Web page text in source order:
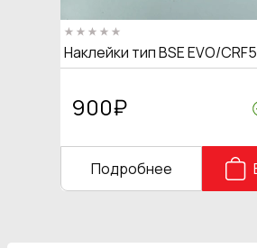
Наклейки тип BSE EVO/
900₽
Подробнее